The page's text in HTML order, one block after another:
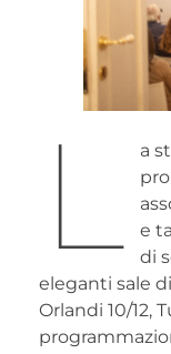
L
a
e
di
eleganti sale di
Orlandi 10/12,